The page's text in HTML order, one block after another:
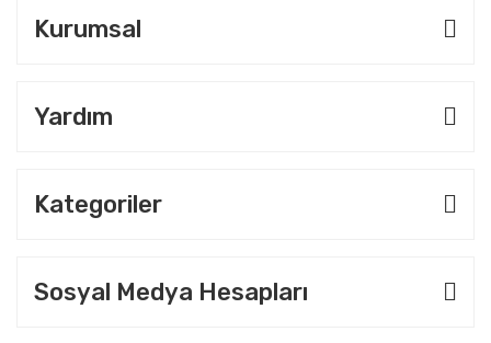
Kurumsal
Yardım
Kategoriler
Sosyal Medya Hesapları